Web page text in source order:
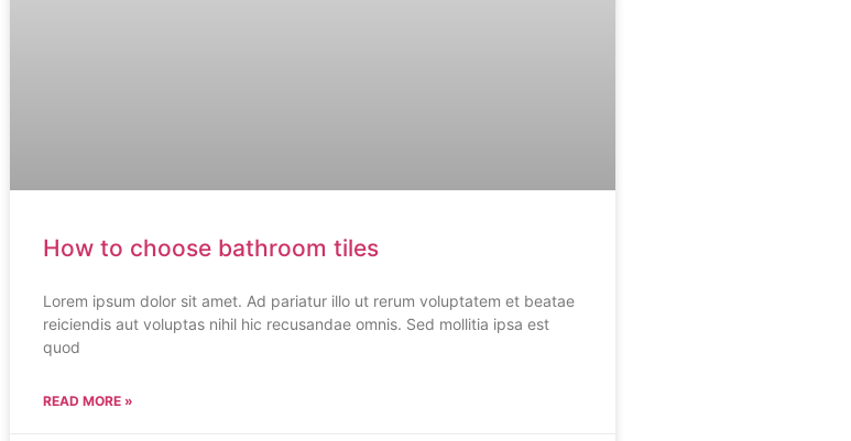
How to choose bathroom tiles
Lorem ipsum dolor sit amet. Ad pariatur illo ut rerum voluptatem et beatae
reiciendis aut voluptas nihil hic recusandae omnis. Sed mollitia ipsa est
quod
READ MORE »